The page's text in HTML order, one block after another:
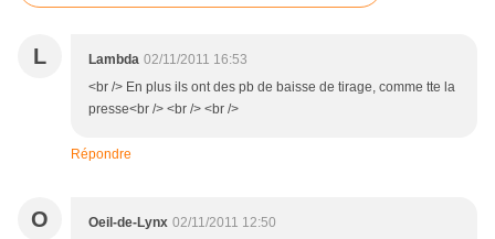
L Lambda 02/11/2011 16:53
<br /> En plus ils ont des pb de baisse de tirage, comme tte la
presse<br /> <br /> <br />
Répondre
O Oeil-de-Lynx 02/11/2011 12:50